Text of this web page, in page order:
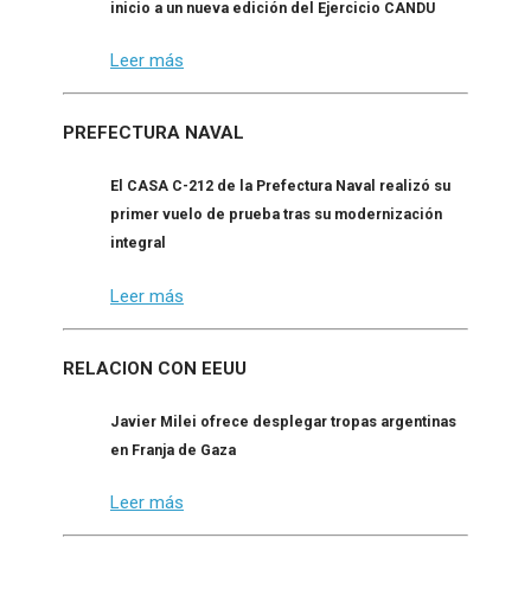
inicio a un nueva edición del Ejercicio CANDU
Leer más
PREFECTURA NAVAL
El CASA C-212 de la Prefectura Naval realizó su
primer vuelo de prueba tras su modernización
integral
Leer más
RELACION CON EEUU
Javier Milei ofrece desplegar tropas argentinas
en Franja de Gaza
Leer más